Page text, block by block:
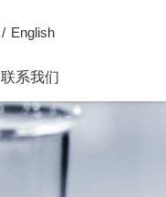
English
联系我们